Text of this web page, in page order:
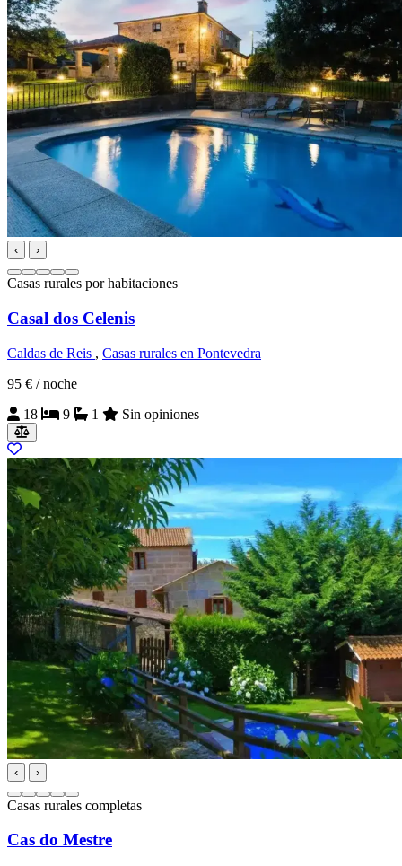
‹ ›
Casas rurales por habitaciones
Casal dos Celenis
Caldas de Reis , Casas rurales en Pontevedra
95 € / noche
18
9 1 Sin opiniones
‹ ›
Casas rurales completas
Cas do Mestre